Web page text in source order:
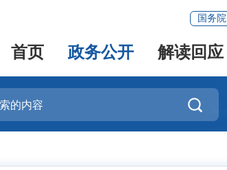
国务院
首页 政务公开 解读回应
